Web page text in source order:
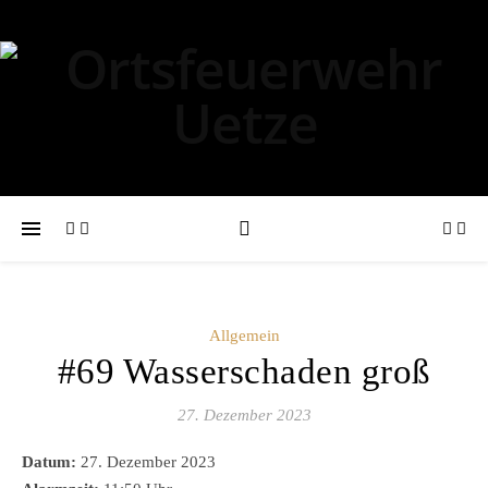
Allgemein
#69 Wasserschaden groß
27. Dezember 2023
Datum: 27. Dezember 2023